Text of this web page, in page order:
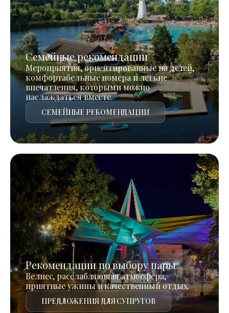
Семейные рекомендации
Мероприятия, ориентированные на детей,
комфортабельные номера и легкие
впечатления, которыми можно
наслаждаться вместе.
СЕМЕЙНЫЕ РЕКОМЕНДАЦИИ
Рекомендации по выбору пары
Велнес, расслабляющая атмосфера,
приятные ужины и качественный отдых.
ПРЕДЛОЖЕНИЯ ДЛЯ СУПРУГОВ